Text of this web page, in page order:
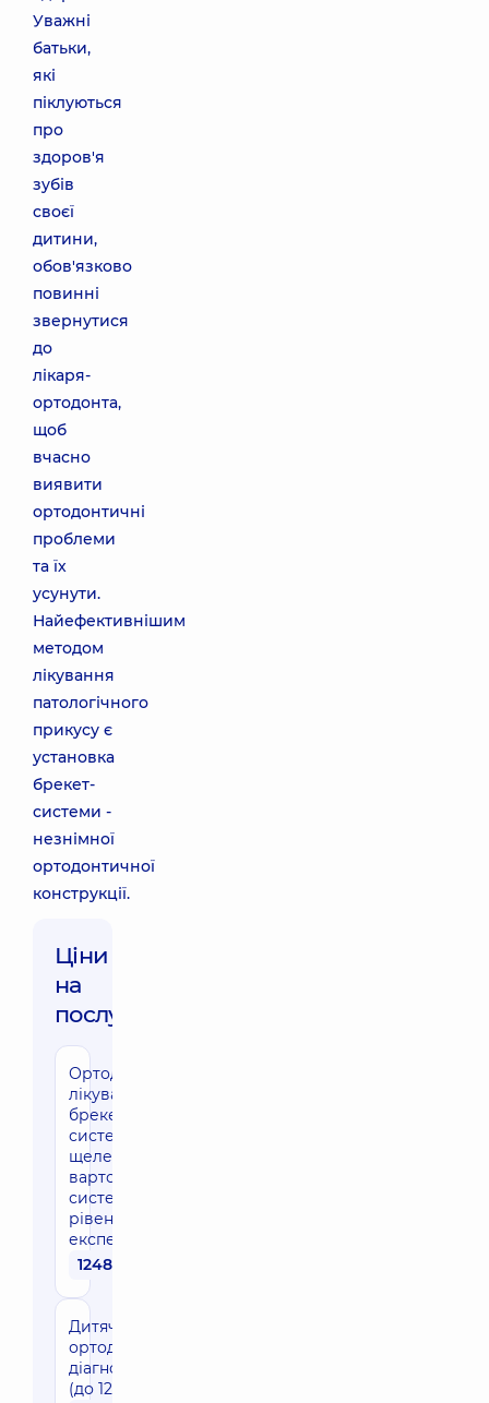
Уважні
батьки,
які
піклуються
про
здоров'я
зубів
своєї
дитини,
обов'язково
повинні
звернутися
до
лікаря-
ортодонта,
щоб
вчасно
виявити
ортодонтичні
проблеми
та їх
усунути.
Найефективнішим
методом
лікування
патологічного
прикусу є
установка
брекет-
системи -
незнімної
ортодонтичної
конструкції.
Ціни
на
послуги:
Ортодонтичне
лікування
брекет-
системою (дві
щелепи, без
вартості
системи),
рівень
експерт
124860 грн
Дитяча
ортодонтична
діагностика
(до 12 років)